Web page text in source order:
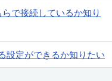
で接続しているか知り
設定ができるか知りたい